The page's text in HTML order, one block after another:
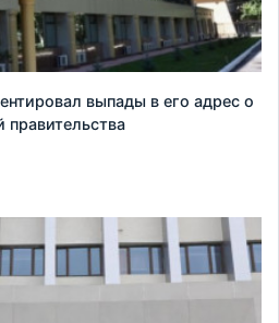
выпады в его адрес о
правительства